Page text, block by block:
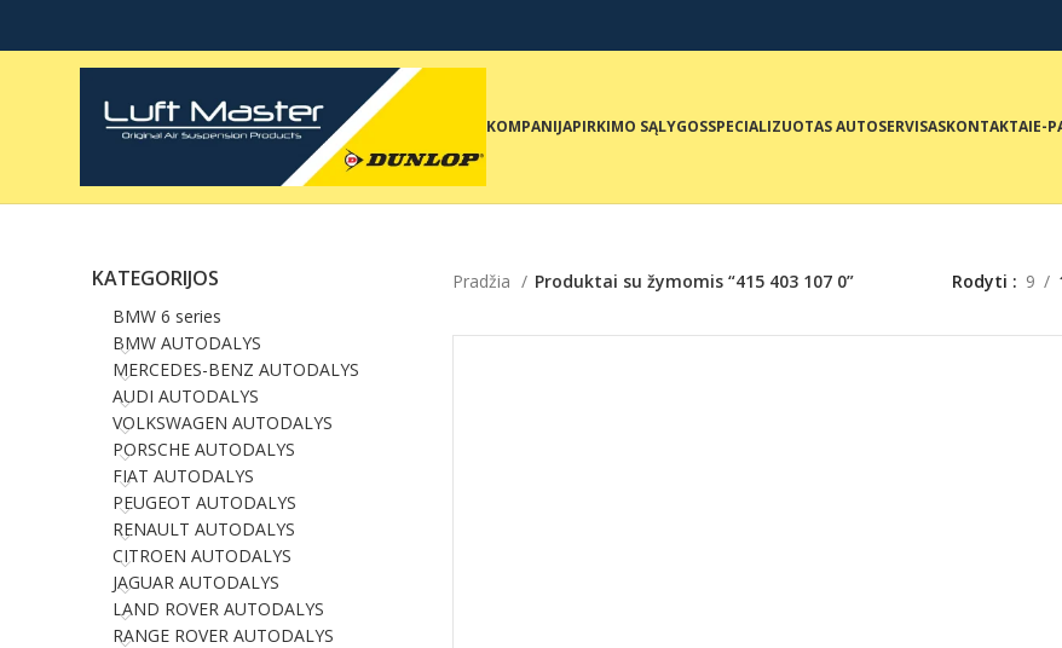
KOMPANIJAPIRKIMO SĄLYGOSSPECIALIZUOTAS AUTOSERVISASKONTAKTAIE-
KATEGORIJOS
BMW 6 series
BMW AUTODALYS
MERCEDES-BENZ AUTODALYS
AUDI AUTODALYS
VOLKSWAGEN AUTODALYS
PORSCHE AUTODALYS
FIAT AUTODALYS
PEUGEOT AUTODALYS
RENAULT AUTODALYS
CITROEN AUTODALYS
JAGUAR AUTODALYS
LAND ROVER AUTODALYS
RANGE ROVER AUTODALYS
Pradžia Produktai su žymomis “415 403 107 0” Rodyti 9